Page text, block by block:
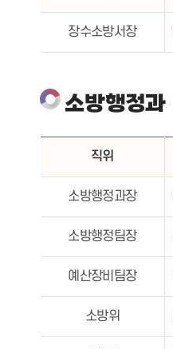
장수소방서장
소방행정과
직위
소방행정과장
소방행정팀장
예산장비팀장
소방위